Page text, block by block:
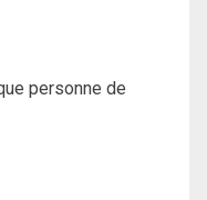
personne de